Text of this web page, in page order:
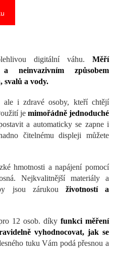
digitální váhu. Měří
neinvazivním způsobem
svalů a vody.
i zdravé osoby, kteří chtějí
je mimořádně jednoduché
a automaticky se zapne i
čitelnému displeji můžete
hmotnosti a napájení pomocí
Nejkvalitnější materiály a
jsou zárukou životností a
12 osob. díky funkci měření
vyhodnocovat, jak se
tuku Vám podá přesnou a